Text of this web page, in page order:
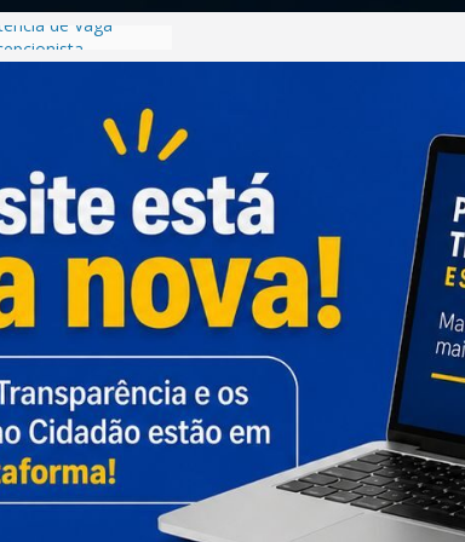
de Vaga
Seletivo
–
de Planura-